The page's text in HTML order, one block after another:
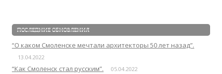
ПОСЛЕДНИЕ ОБНОВЛЕНИЯ
“О каком Смоленске мечтали архитекторы 50 лет назад”.
13.04.2022
“Как Смоленск стал русским”. 05.04.2022